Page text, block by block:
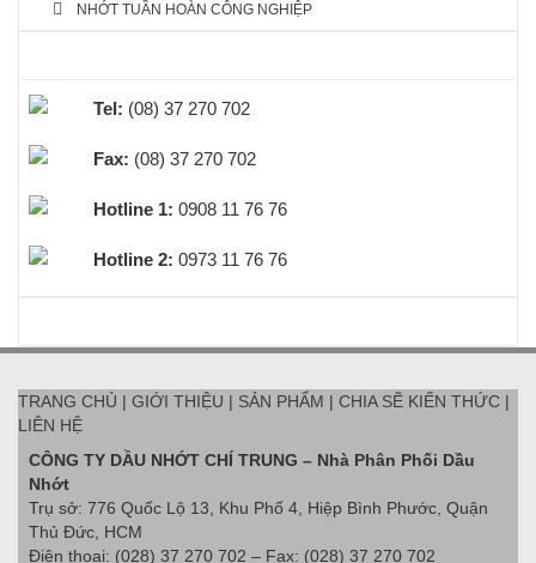
NHỚT TUẦN HOÀN CÔNG NGHIỆP
Tel: (08) 37 270 702
Fax: (08) 37 270 702
Hotline 1: 0908 11 76 76
Hotline 2: 0973 11 76 76
TRANG CHỦ | GIỚI THIỆU | SẢN PHẨM | CHIA SẼ KIẾN THỨC |
LIÊN HỆ
CÔNG TY DẦU NHỚT CHÍ TRUNG – Nhà Phân Phối Dầu
Nhớt
Trụ sở: 776 Quốc Lộ 13, Khu Phố 4, Hiệp Bình Phước, Quận
Thủ Đức, HCM
Điện thoại: (028) 37 270 702 – Fax: (028) 37 270 702